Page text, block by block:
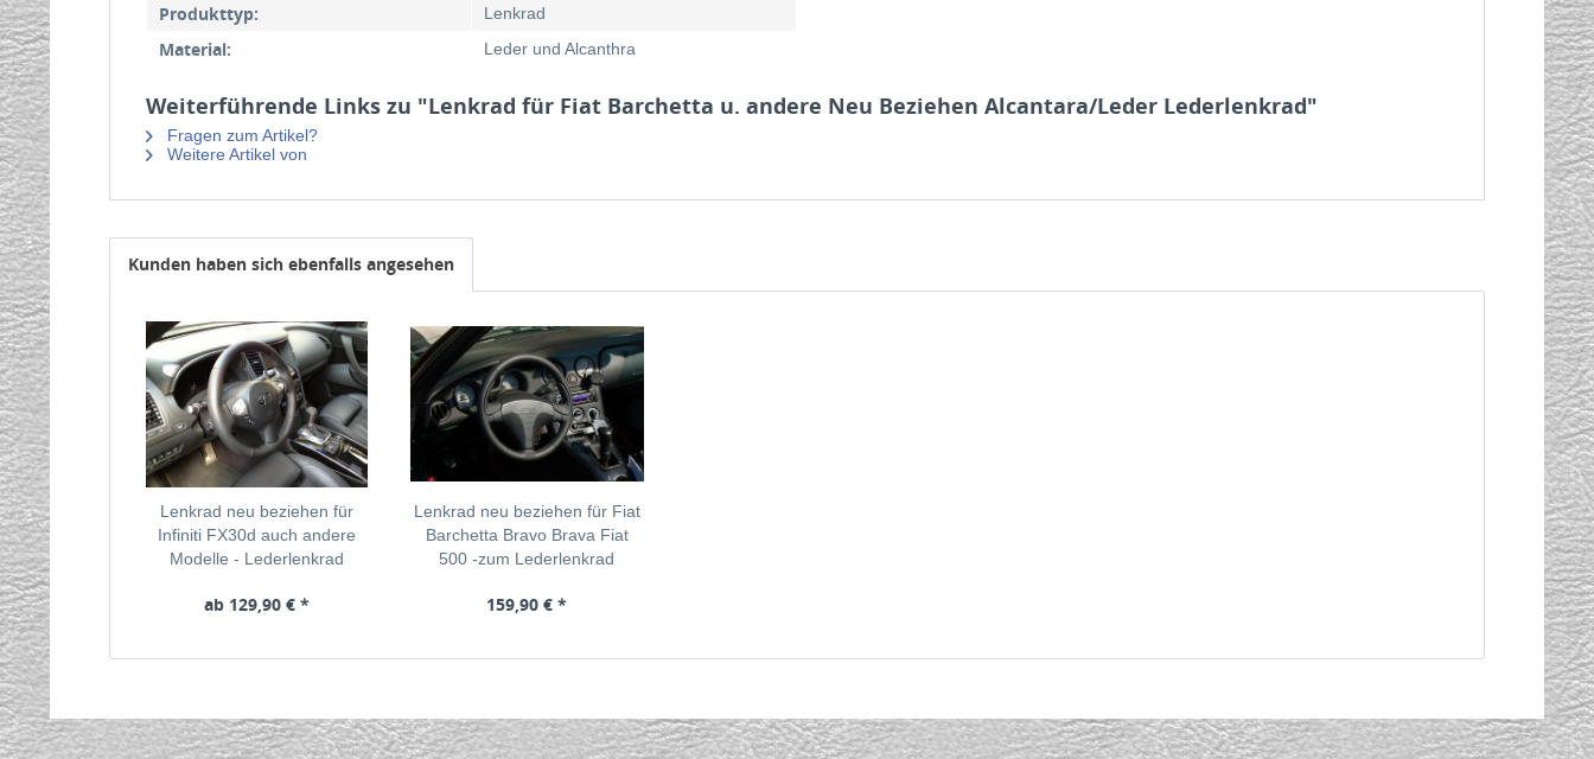
Produkttyp: Lenkrad
Material: Leder und Alcanthra
Weiterführende Links zu "Lenkrad für Fiat Barchetta u. andere Neu Beziehen Alcantara/Leder Lederlenkrad"
Fragen zum Artikel?
Weitere Artikel von
Kunden haben sich ebenfalls angesehen
Lenkrad neu beziehen für
Infiniti FX30d auch andere
Modelle - Lederlenkrad
ab 129,90 € *
Lenkrad neu beziehen für Fiat
Barchetta Bravo Brava Fiat
500 -zum Lederlenkrad
159,90 € *